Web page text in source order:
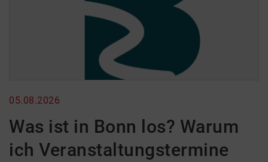
05.08.2026
Was ist in Bonn los? Warum
ich Veranstaltungstermine